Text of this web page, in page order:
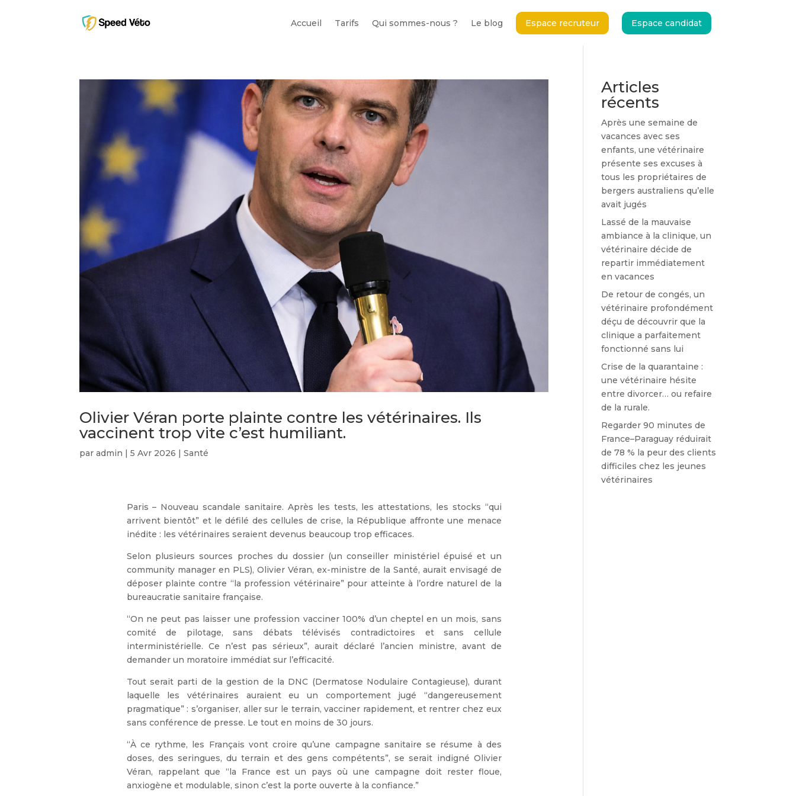
Accueil Tarifs Qui sommes-nous ? Le blog Espace recruteur Espace candidat
Accueil Tarifs Qui sommes-nous ? Le blog Espace recruteur Espace candidat
Olivier Véran porte plainte contre les vétérinaires. Ils
vaccinent trop vite c’est humiliant.
paradmin |5 Avr 2026 |Santé
Paris – Nouveau scandale sanitaire. Après les tests, les attestations, les stocks “qui
arrivent bientôt” et le défilé des cellules de crise, la République affronte une menace
inédite : les vétérinaires seraient devenus beaucoup trop efficaces.
Selon plusieurs sources proches du dossier (un conseiller ministériel épuisé et un
community manager en PLS), Olivier Véran, ex-ministre de la Santé, aurait envisagé de
déposer plainte contre “la profession vétérinaire” pour atteinte à l’ordre naturel de la
bureaucratie sanitaire française.
“On ne peut pas laisser une profession vacciner 100% d’un cheptel en un mois, sans
comité de pilotage, sans débats télévisés contradictoires et sans cellule
interministérielle. Ce n’est pas sérieux”, aurait déclaré l’ancien ministre, avant de
demander un moratoire immédiat sur l’efficacité.
Tout serait parti de la gestion de la DNC (Dermatose Nodulaire Contagieuse), durant
laquelle les vétérinaires auraient eu un comportement jugé “dangereusement
pragmatique” : s’organiser, aller sur le terrain, vacciner rapidement, et rentrer chez eux
sans conférence de presse. Le tout en moins de 30 jours.
“À ce rythme, les Français vont croire qu’une campagne sanitaire se résume à des
doses, des seringues, du terrain et des gens compétents”, se serait indigné Olivier
Véran, rappelant que “la France est un pays où une campagne doit rester floue,
anxiogène et modulable, sinon c’est la porte ouverte à la confiance.”
Articles
récents
Après une semaine de
vacances avec ses
enfants, une vétérinaire
présente ses excuses à
tous les propriétaires de
bergers australiens qu’elle
avait jugés
Lassé de la mauvaise
ambiance à la clinique, un
vétérinaire décide de
repartir immédiatement
en vacances
De retour de congés, un
vétérinaire profondément
déçu de découvrir que la
clinique a parfaitement
fonctionné sans lui
Crise de la quarantaine :
une vétérinaire hésite
entre divorcer… ou refaire
de la rurale.
Regarder 90 minutes de
France–Paraguay réduirait
de 78 % la peur des clients
difficiles chez les jeunes
vétérinaires